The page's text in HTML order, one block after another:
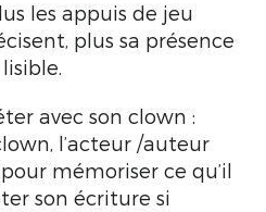
les appuis de jeu
plus sa présence
avec son clown :
l’acteur /auteur
mémoriser ce qu’il
son écriture si